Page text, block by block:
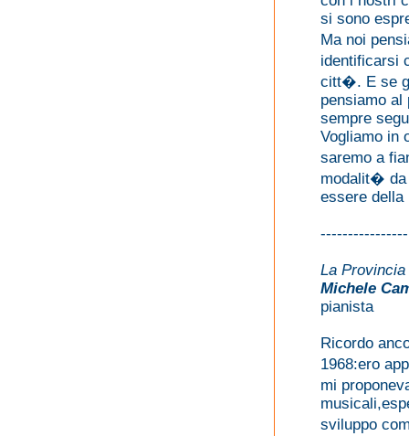
si sono
Ma noi
identificarsi
citt�. E se
pensiamo al
sempre
Vogliamo in
saremo a
modalit� da
essere della
----------------
La
Michele
pianista
Ricordo
1968:ero
mi
sviluppo